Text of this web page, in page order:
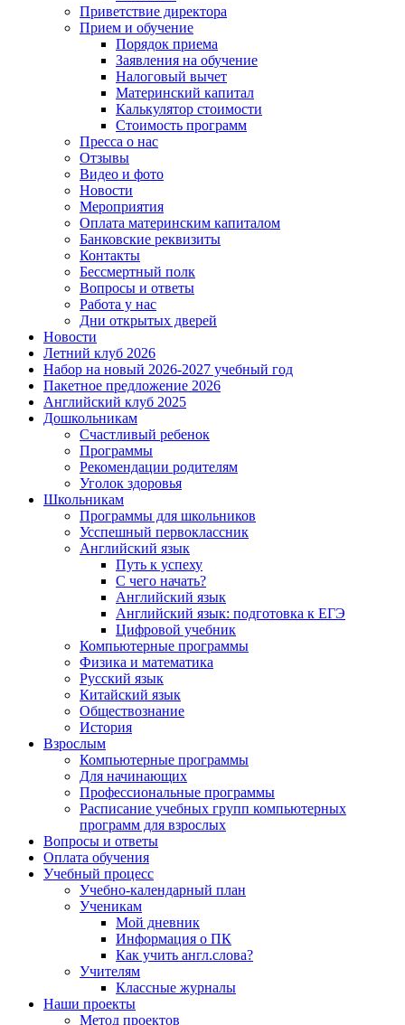
Приветствие директора
Прием и обучение
Порядок приема
Заявления на обучение
Налоговый вычет
Материнский капитал
Калькулятор стоимости
Стоимость программ
Пресса о нас
Отзывы
Видео и фото
Новости
Мероприятия
Оплата материнским капиталом
Банковские реквизиты
Контакты
Бессмертный полк
Вопросы и ответы
Работа у нас
Дни открытых дверей
Новости
Летний клуб 2026
Набор на новый 2026-2027 учебный год
Пакетное предложение 2026
Английский клуб 2025
Дошкольникам
Счастливый ребенок
Программы
Рекомендации родителям
Уголок здоровья
Школьникам
Программы для школьников
Усспешный первоклассник
Английский язык
Путь к успеху
С чего начать?
Английский язык
Английский язык: подготовка к ЕГЭ
Цифровой учебник
Компьютерные программы
Физика и математика
Русский язык
Китайский язык
Обществознание
История
Взрослым
Компьютерные программы
Для начинающих
Профессиональные программы
Расписание учебных групп компьютерных
программ для взрослых
Вопросы и ответы
Оплата обучения
Учебный процесс
Учебно-календарный план
Ученикам
Мой дневник
Информация о ПК
Как учить англ.слова?
Учителям
Классные журналы
Наши проекты
Метод проектов